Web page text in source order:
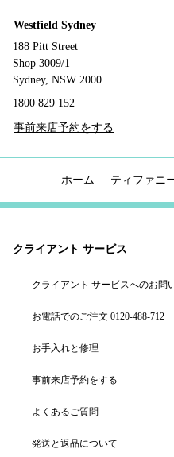
Westfield Sydney
188 Pitt Street
Shop 3009/1
Sydney, NSW 2000
1800 829 152
事前来店予約をする
ホーム ティファニ
クライアント サービス
クライアント サービスへのお問
お電話でのご注文 0120-488-712
お手入れと修理
事前来店予約をする
よくあるご質問
発送と返品について